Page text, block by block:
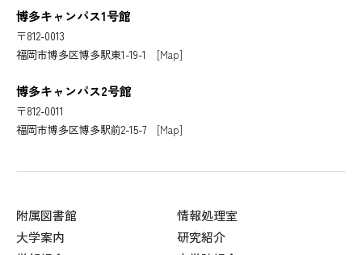
博多キャンパス1号館
〒812-0013
福岡市博多区博多駅東1-19-1 [Map]
博多キャンパス2号館
〒812-0011
福岡市博多区博多駅前2-15-7 [Map]
附属図書館
情報処理室
大学案内
研究紹介